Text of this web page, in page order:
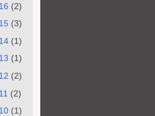
(2)
(3)
(1)
(1)
(2)
(2)
(1)